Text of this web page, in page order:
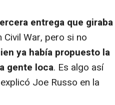
entrega que giraba
War, pero si no
ya había propuesto la
gente loca. Es algo así
Joe Russo en la